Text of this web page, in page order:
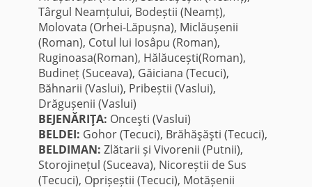
Târgul Neamțului, Bodeștii (Neamț),
Molovata (Orhei-Lăpușna), Miclăușenii
(Roman), Cotul lui Iosâpu (Roman),
Ruginoasa(Roman), Hălăucești(Roman),
Budineț (Suceava), Găiciana (Tecuci),
Băhnarii (Vaslui), Pribeștii (Vaslui),
Drăgușenii (Vaslui)
BEJENĂRIŢA: Onceşti (Vaslui)
BELDEI: Gohor (Tecuci), Brăhăşăşti (Tecuci),
BELDIMAN: Zlătarii și Vivorenii (Putnii),
Storojinețul (Suceava), Nicoreștii de Sus
(Tecuci), Oprișeștii (Tecuci), Motășenii